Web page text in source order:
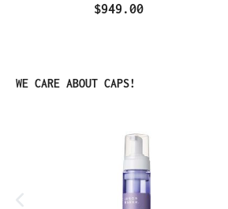
$949.00
Omitir la galería de productos
WE CARE ABOUT CAPS!